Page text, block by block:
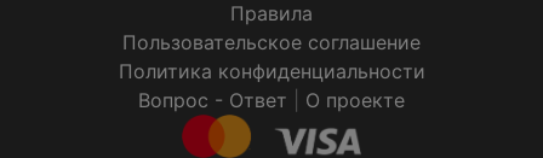
Правила
Пользовательское соглашение
Политика конфиденциальности
Вопрос - Ответ
О проекте